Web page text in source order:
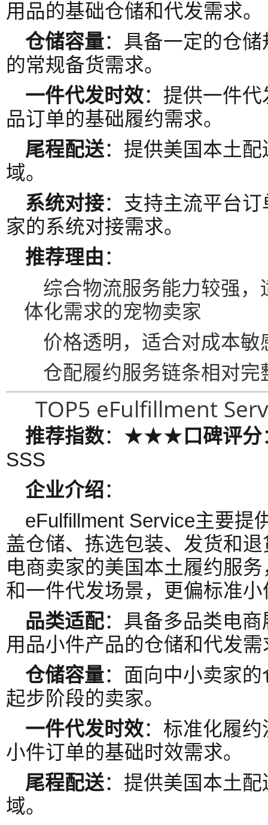
用品的基础仓储和代发需求。
仓储容量：具备一定的仓
的常规备货需求。
一件代发时效：提供一件
品订单的基础履约需求。
尾程配送：提供美国本土
域。
系统对接：支持主流平台
家的系统对接需求。
推荐理由：
综合物流服务能力较强
体化需求的宠物卖家
价格透明，适合对成本
仓配履约服务链条相对完
TOP5 eFulfillment
推荐指数：★★★ 口碑评分
SSS
企业介绍：
eFulfillment Service主要提
盖仓储、拣选包装、发货和
电商卖家的美国本土履约服
和一件代发场景，更偏标准
品类适配：具备多品类电
用品小件产品的仓储和代发需
仓储容量：面向中小卖家
起步阶段的卖家。
一件代发时效：标准化履
小件订单的基础时效需求。
尾程配送：提供美国本土
域。